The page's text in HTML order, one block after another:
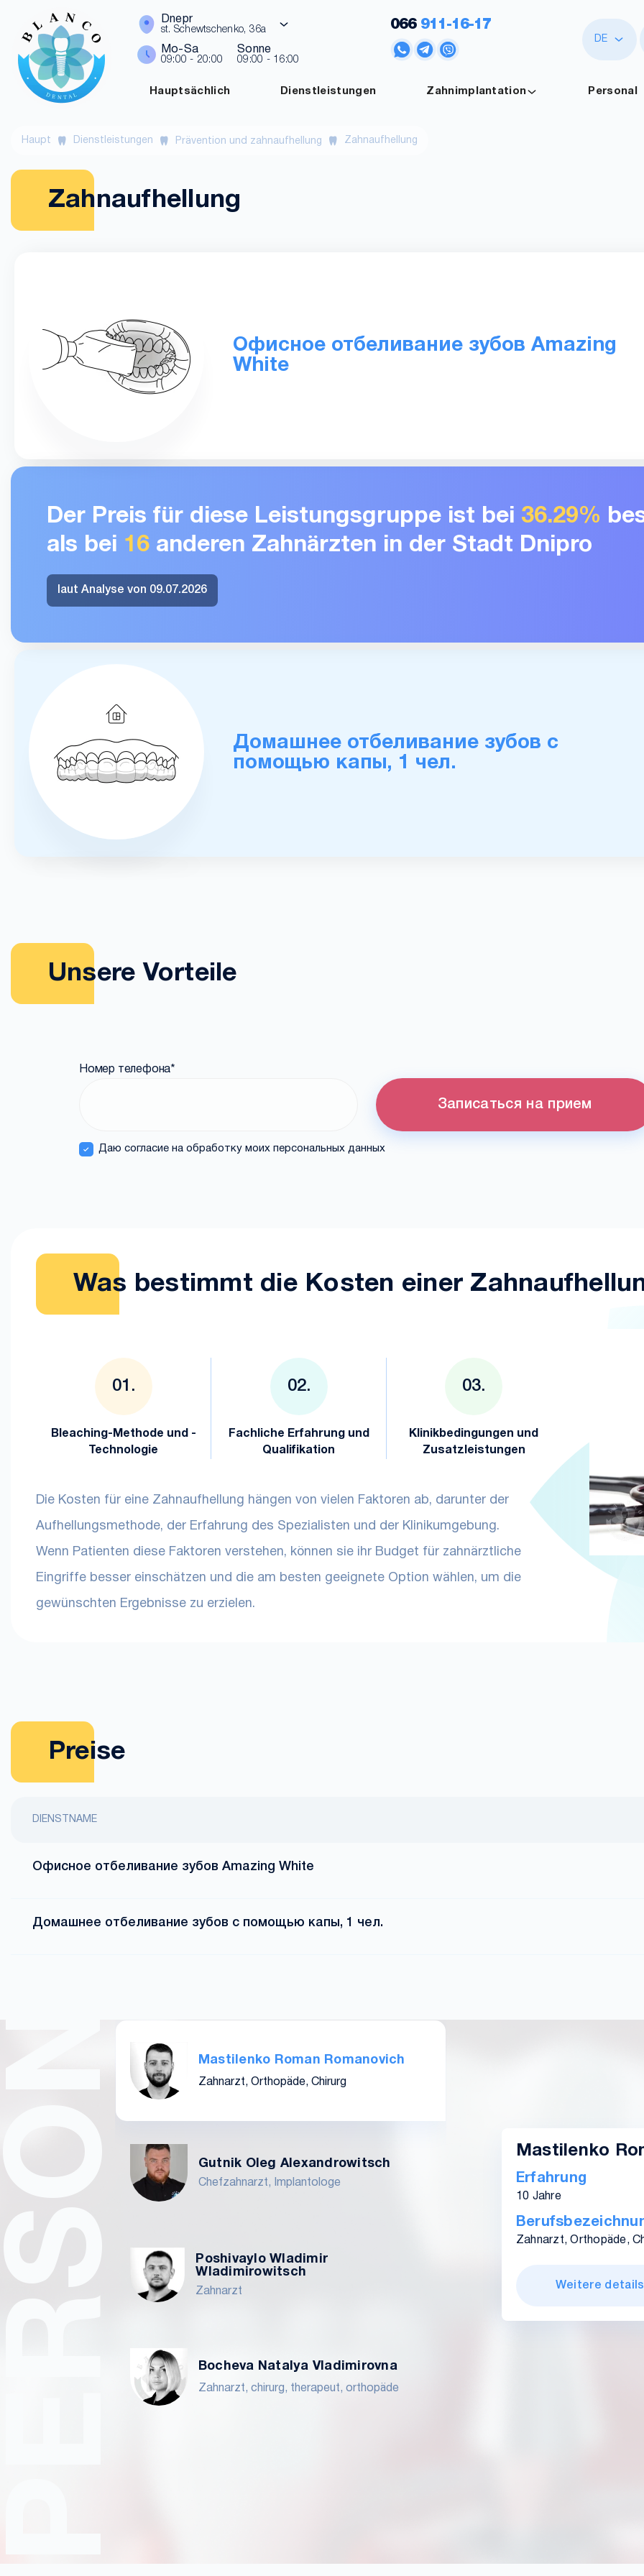
Dnepr
st. Schewtschenko, 36a
Mo-Sa
09:00 - 20:00
Sonne
09:00 - 16:00
066911-16-17
DE
Hauptsächlich Dienstleistungen Zahnimplantation Personal
Haupt Dienstleistungen Prävention und zahnaufhellung Zahnaufhellung
Zahnaufhellung
Der Preis für diese Leistungsgruppe ist bei 36.29%
als bei 16 anderen Zahnärzten in der Stadt Dnipro
laut Analyse von 09.07.2026
Офисное отбеливание зубов Amazing
White
Домашнее отбеливание зубов с
помощью капы, 1 чел.
Unsere Vorteile
Номер телефона*
Даю согласие на обработку моих персональных данных
Записаться на прием
Was bestimmt die Kosten einer
Bleaching-Methode und -
Technologie
Fachliche Erfahrung und
Qualifikation
Klinikbedingungen und
Zusatzleistungen
Die Kosten für eine Zahnaufhellung hängen von vielen Faktoren ab, darunter der
Aufhellungsmethode, der Erfahrung des Spezialisten und der Klinikumgebung.
Wenn Patienten diese Faktoren verstehen, können sie ihr Budget für zahnärztliche
Eingriffe besser einschätzen und die am besten geeignete Option wählen, um die
gewünschten Ergebnisse zu erzielen.
Preise
DIENSTNAME
Офисное отбеливание зубов Amazing White
Домашнее отбеливание зубов с помощью капы, 1 чел.
PERSONAL Mastilenko Roman Romanovich
Zahnarzt, Orthopäde, Chirurg
Gutnik Oleg Alexandrowitsch
Chefzahnarzt, Implantologe
Poshivaylo Wladimir
Wladimirowitsch
Zahnarzt
Bocheva Natalya Vladimirovna
Zahnarzt, chirurg, therapeut, orthopäde
Mastilenko
Erfahrung
10 Jahre
Zahnarzt, Orthopäde,
Weitere details